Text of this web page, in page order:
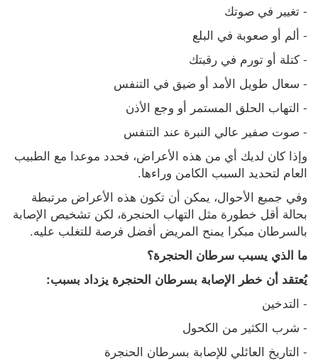
- تغيير في صوتك
- ألم أو صعوبة في البلع
- كتلة أو تورم في رقبتك
- سعال طويل الأمد أو ضيق في التنفس
- التهاب الحلق المستمر أو وجع الأذن
- صوت صفير عالي النبرة عند التنفس
العام لتحديد السبب الكامن وراءها.
بالسرطان مبكرا يمنح المريض أفضل فرصة للتغلب عليه.
ما الذي يسبب سرطان الحنجرة؟
يُعتقد أن خطر الإصابة بسرطان الحنجرة يزداد بسبب:
- التدخين
- شرب الكثير من الكحول
- التاريخ العائلي للإصابة بسرطان الحنجرة